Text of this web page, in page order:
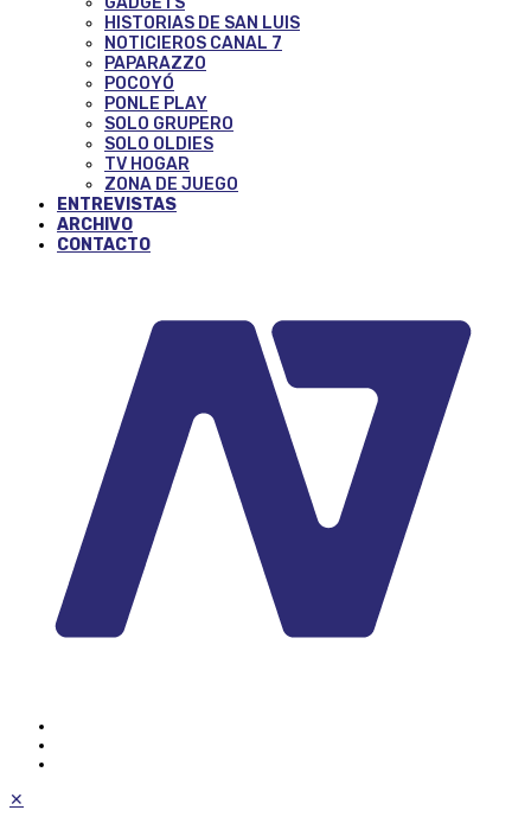
HISTORIAS DE SAN LUIS
NOTICIEROS CANAL 7
PAPARAZZO
POCOYÓ
PONLE PLAY
SOLO GRUPERO
SOLO OLDIES
TV HOGAR
ZONA DE JUEGO
ENTREVISTAS
ARCHIVO
CONTACTO
✕